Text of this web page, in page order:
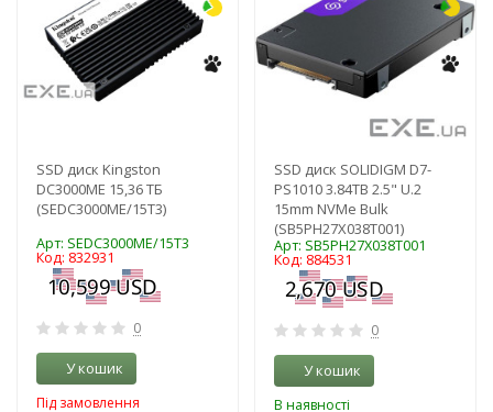
SSD диск Kingston
DC3000ME 15,36 ТБ
(SEDC3000ME/15T3)
Арт: SEDC3000ME/15T3
Код: 832931
0
У кошик
Під замовлення
SSD диск SOLIDIGM D7-
PS1010 3.84TB 2.5" U.2
15mm NVMe Bulk
(SB5PH27X038T001)
Арт: SB5PH27X038T001
Код: 884531
0
У кошик
В наявності